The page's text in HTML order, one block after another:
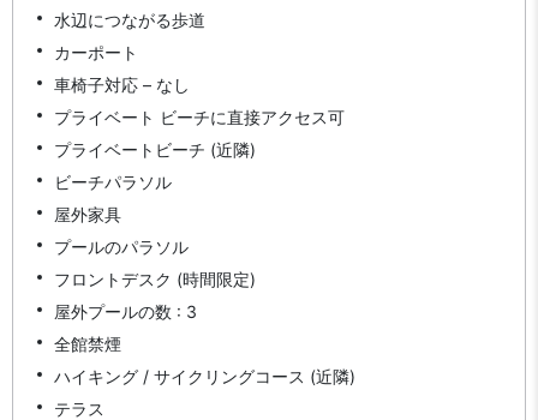
水辺につながる歩道
カーポート
車椅子対応 – なし
プライベート ビーチに直接アクセス可
プライベートビーチ (近隣)
ビーチパラソル
屋外家具
プールのパラソル
フロントデスク (時間限定)
屋外プールの数 : 3
全館禁煙
ハイキング / サイクリングコース (近隣)
テラス